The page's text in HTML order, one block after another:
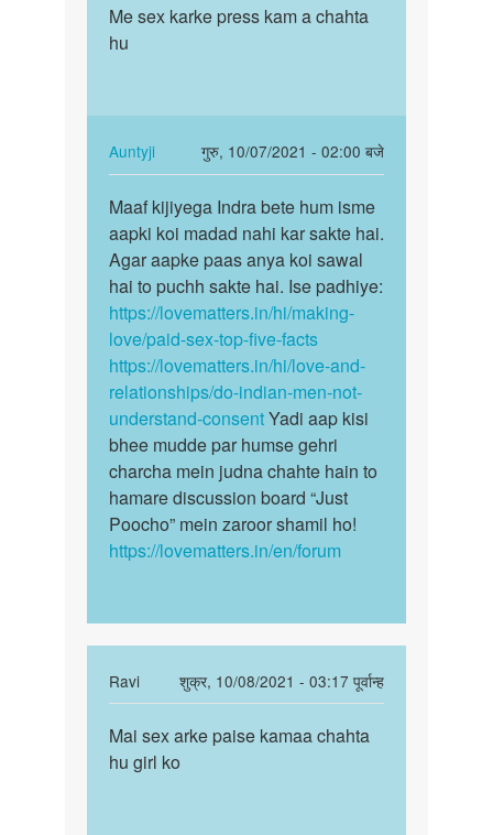
to
पैसा
कमाना…
by
Lokesh
Me
sex
kam
a…
Me sex karke press kam a chahta
hu
Auntyji
गुरु, 10/07/2021 - 02:00 बजे
In
reply
to
Me
sex
karke
press
kam
a…
by
Indra
Maaf
kijiyega
Indra
bete
hum…
Maaf kijiyega Indra bete hum isme
aapki koi madad nahi kar sakte hai.
Agar aapke paas anya koi sawal
hai to puchh sakte hai. Ise padhiye:
https://lovematters.in/hi/making-
love/paid-sex-top-five-facts
https://lovematters.in/hi/love-and-
relationships/do-indian-men-not-
understand-consentYadi aap kisi
bhee mudde par humse gehri
charcha mein judna chahte hain to
hamare discussion board “Just
Poocho” mein zaroor shamil ho!
https://lovematters.in/en/forum
Ravi
शुक्र, 10/08/2021 - 03:17 पूर्वान्ह
In
reply
to
में
Mai
sex
Mai sex arke paise kamaa chahta
hu girl ko